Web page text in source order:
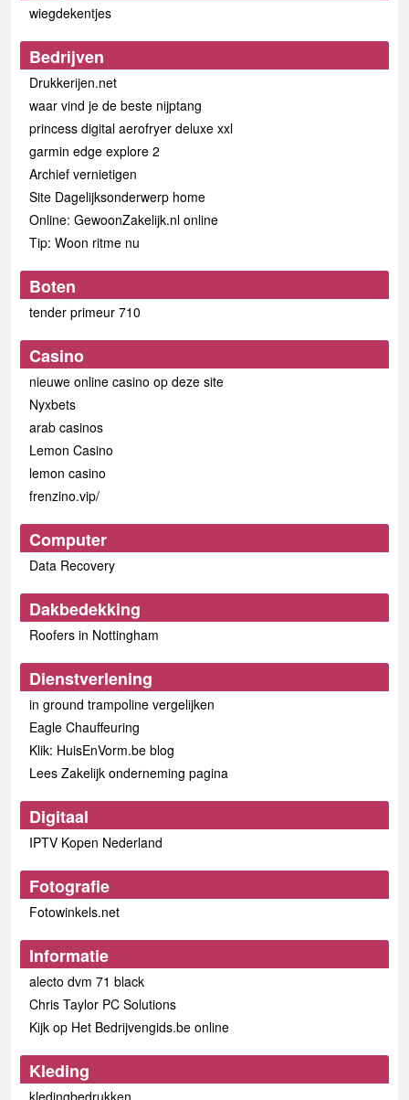
wiegdekentjes
Bedrijven
Drukkerijen.net
waar vind je de beste nijptang
princess digital aerofryer deluxe xxl
garmin edge explore 2
Archief vernietigen
Site Dagelijksonderwerp home
Online: GewoonZakelijk.nl online
Tip: Woon ritme nu
Boten
tender primeur 710
Casino
nieuwe online casino op deze site
Nyxbets
arab casinos
Lemon Casino
lemon casino
frenzino.vip/
Computer
Data Recovery
Dakbedekking
Roofers in Nottingham
Dienstverlening
in ground trampoline vergelijken
Eagle Chauffeuring
Klik: HuisEnVorm.be blog
Lees Zakelijk onderneming pagina
Digitaal
IPTV Kopen Nederland
Fotografie
Fotowinkels.net
Informatie
alecto dvm 71 black
Chris Taylor PC Solutions
Kijk op Het Bedrijvengids.be online
Kleding
kledingbedrukken